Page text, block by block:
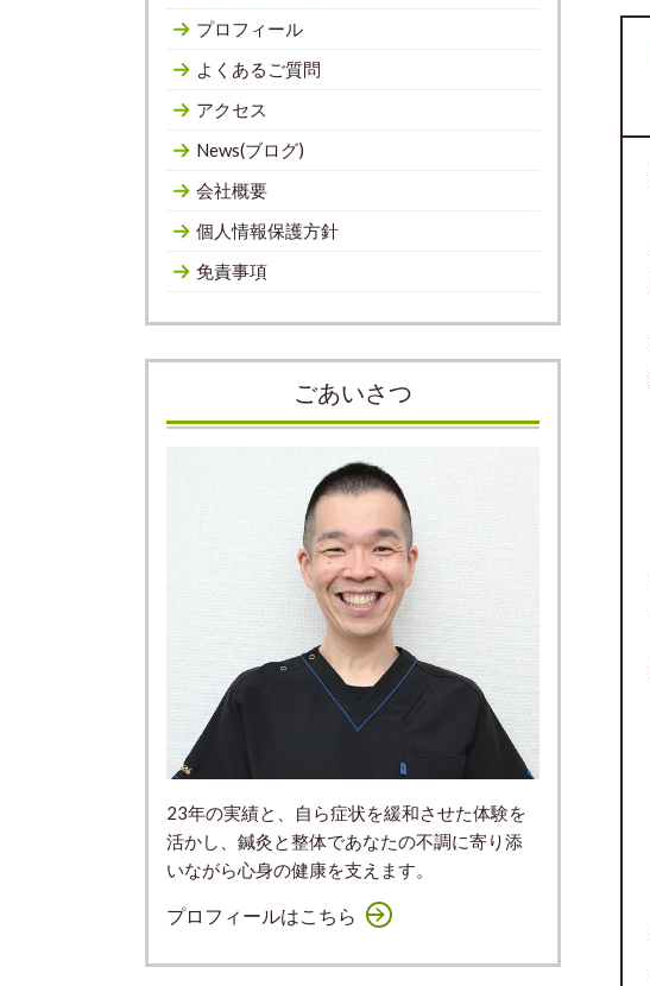
プロフィール
よくあるご質問
アクセス
News(ブログ)
会社概要
個人情報保護方針
免責事項
ごあいさつ
23年の実績と、自ら症状を緩和させた体験を
活かし、鍼灸と整体であなたの不調に寄り添
いながら心身の健康を支えます。
プロフィールはこちら